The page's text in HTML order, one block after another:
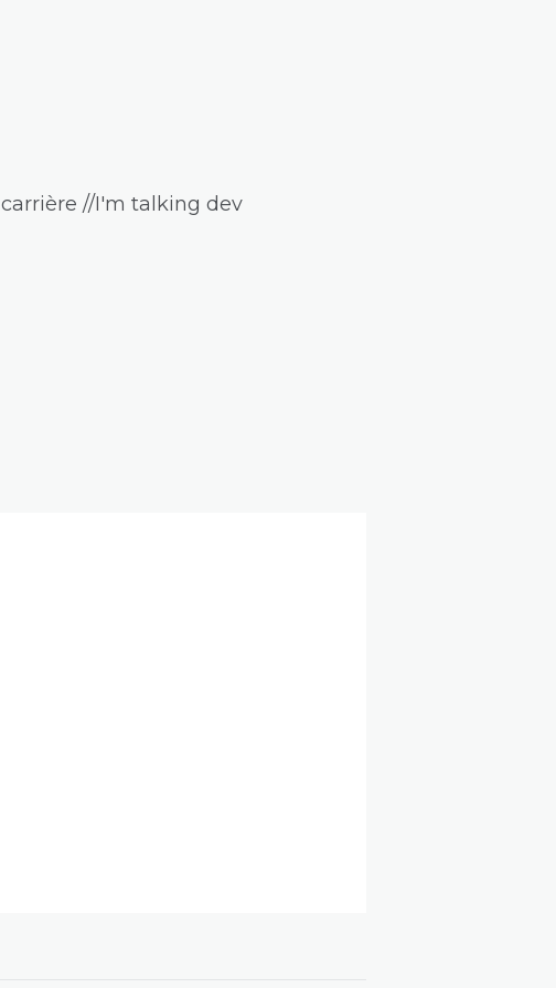
//I'm talking dev